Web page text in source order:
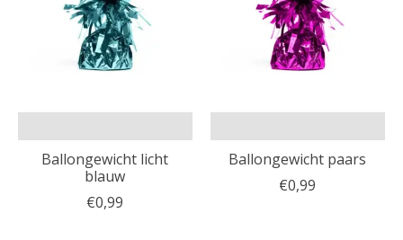
Ballongewicht licht
blauw
€0,99
Ballongewicht paars
€0,99